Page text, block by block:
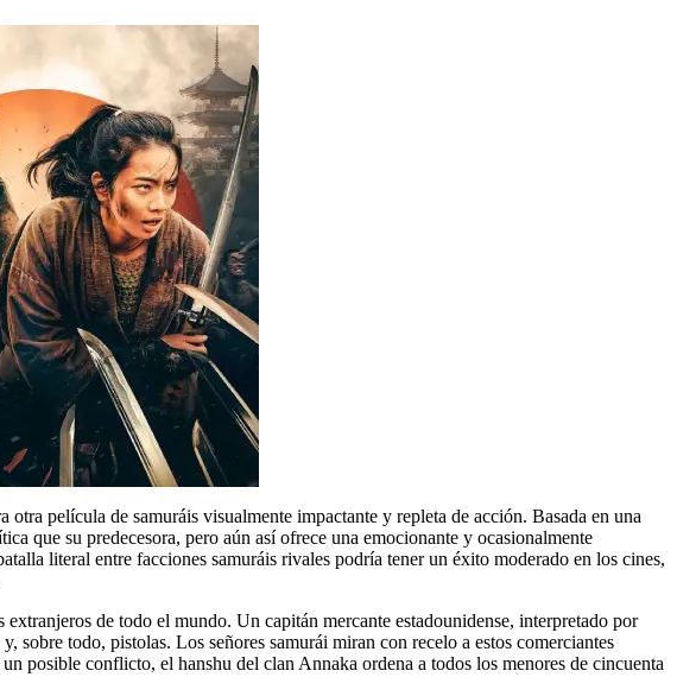
película de samuráis visualmente impactante y repleta de acción. Basada en una
que su predecesora, pero aún así ofrece una emocionante y ocasionalmente
literal entre facciones samuráis rivales podría tener un éxito moderado en los cines,
de todo el mundo. Un capitán mercante estadounidense, interpretado por
todo, pistolas. Los señores samurái miran con recelo a estos comerciantes
posible conflicto, el hanshu del clan Annaka ordena a todos los menores de cincuenta